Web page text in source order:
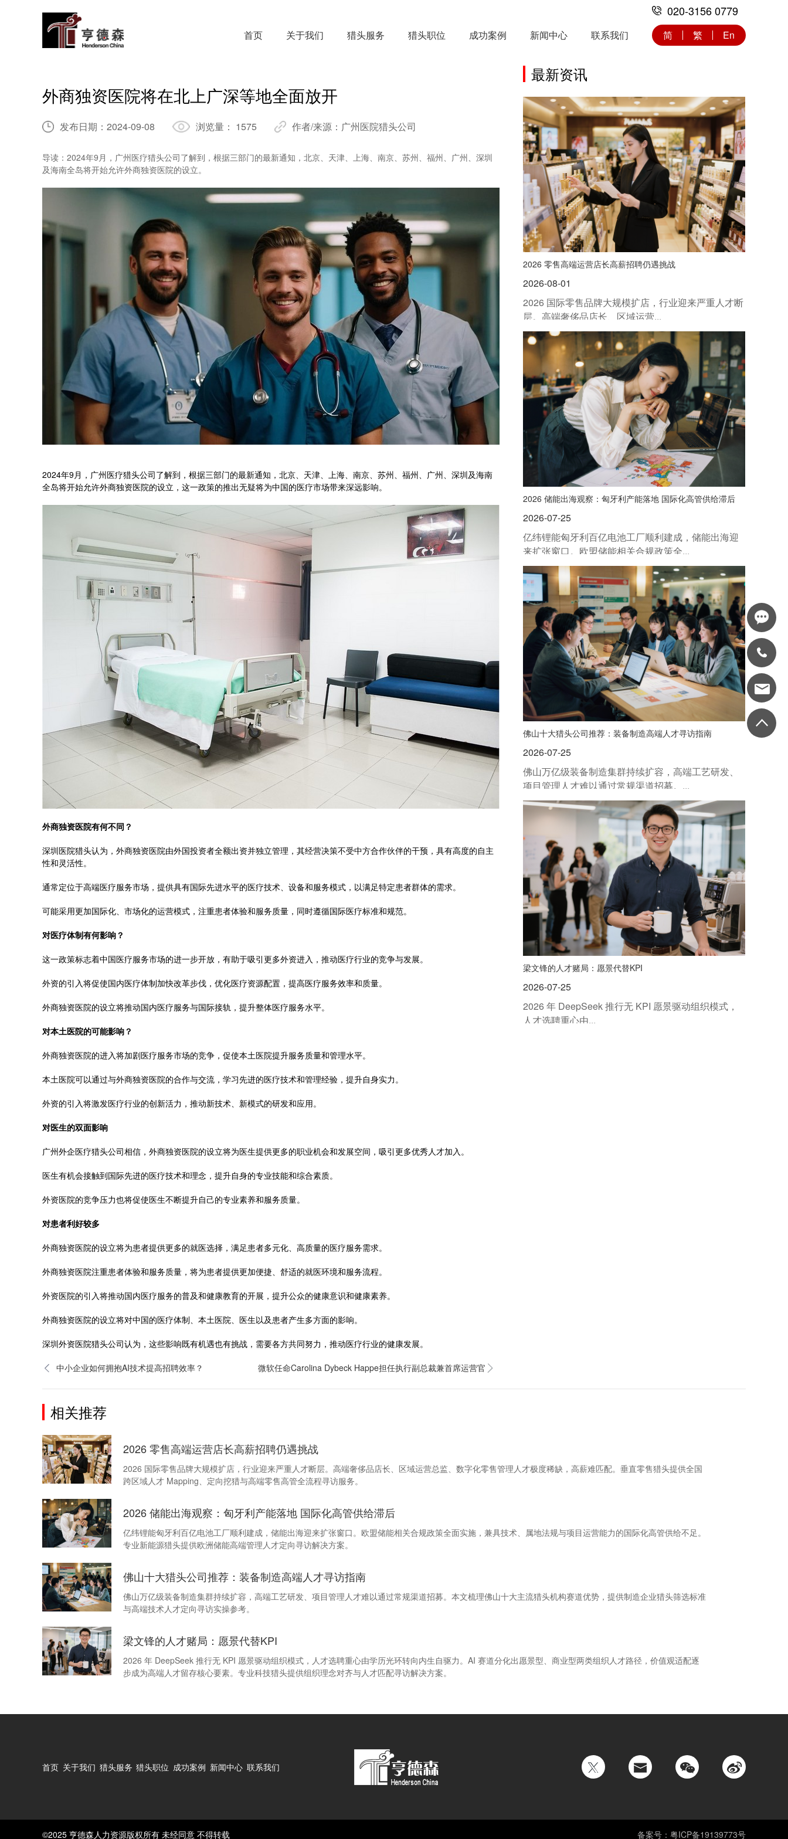
020-3156 0779
首页 关于我们 猎头服务 猎头职位 成功案例 新闻中心 联系我们 简 繁 En
外商独资医院将在北上广深等地全面放开
发布日期： 2024-09-08 浏览量： 1575 作者/来源： 广州医院猎头公司
导读：2024年9月，广州医疗猎头公司了解到，根据三部门的最新通知，北京、天津、上海、南京、苏州、福州、广州、深圳
及海南全岛将开始允许外商独资医院的设立。
2024年9月，广州医疗猎头公司了解到，根据三部门的最新通知，北京、天津、上海、南京、苏州、福州、广州、深圳及海南
全岛将开始允许外商独资医院的设立，这一政策的推出无疑将为中国的医疗市场带来深远影响。
外商独资医院有何不同？
深圳医院猎头认为，外商独资医院由外国投资者全额出资并独立管理，其经营决策不受中方合作伙伴的干预，具有高度的自主
性和灵活性。
通常定位于高端医疗服务市场，提供具有国际先进水平的医疗技术、设备和服务模式，以满足特定患者群体的需求。
可能采用更加国际化、市场化的运营模式，注重患者体验和服务质量，同时遵循国际医疗标准和规范。
对医疗体制有何影响？
这一政策标志着中国医疗服务市场的进一步开放，有助于吸引更多外资进入，推动医疗行业的竞争与发展。
外资的引入将促使国内医疗体制加快改革步伐，优化医疗资源配置，提高医疗服务效率和质量。
外商独资医院的设立将推动国内医疗服务与国际接轨，提升整体医疗服务水平。
对本土医院的可能影响？
外商独资医院的进入将加剧医疗服务市场的竞争，促使本土医院提升服务质量和管理水平。
本土医院可以通过与外商独资医院的合作与交流，学习先进的医疗技术和管理经验，提升自身实力。
外资的引入将激发医疗行业的创新活力，推动新技术、新模式的研发和应用。
对医生的双面影响
广州外企医疗猎头公司相信，外商独资医院的设立将为医生提供更多的职业机会和发展空间，吸引更多优秀人才加入。
医生有机会接触到国际先进的医疗技术和理念，提升自身的专业技能和综合素质。
外资医院的竞争压力也将促使医生不断提升自己的专业素养和服务质量。
对患者利好较多
外商独资医院的设立将为患者提供更多的就医选择，满足患者多元化、高质量的医疗服务需求。
外商独资医院注重患者体验和服务质量，将为患者提供更加便捷、舒适的就医环境和服务流程。
外资医院的引入将推动国内医疗服务的普及和健康教育的开展，提升公众的健康意识和健康素养。
外商独资医院的设立将对中国的医疗体制、本土医院、医生以及患者产生多方面的影响。
深圳外资医院猎头公司认为，这些影响既有机遇也有挑战，需要各方共同努力，推动医疗行业的健康发展。
中小企业如何拥抱AI技术提高招聘效率？ 微软任命Carolina Dybeck Happe担任执行副总裁兼首席运营官
最新资讯
2026 零售高端运营店长高薪招聘仍遇挑战
2026-08-01
2026 国际零售品牌大规模扩店，行业迎来严重人才断
层。高端奢侈品店长、区域运营...
2026 储能出海观察：匈牙利产能落地 国际化高管供给滞后
2026-07-25
亿纬锂能匈牙利百亿电池工厂顺利建成，储能出海迎
来扩张窗口。欧盟储能相关合规政策全...
佛山十大猎头公司推荐：装备制造高端人才寻访指南
2026-07-25
佛山万亿级装备制造集群持续扩容，高端工艺研发、
项目管理人才难以通过常规渠道招募。...
梁文锋的人才赌局：愿景代替KPI
2026-07-25
2026 年 DeepSeek 推行无 KPI 愿景驱动组织模式，
人才选聘重心由...
相关推荐
2026 零售高端运营店长高薪招聘仍遇挑战
2026 国际零售品牌大规模扩店，行业迎来严重人才断层。高端奢侈品店长、区域运营总监、数字化零售管理人才极度稀缺，高薪难匹配。垂直零售猎头提供全国
跨区域人才 Mapping、定向挖猎与高端零售高管全流程寻访服务。
2026 储能出海观察：匈牙利产能落地 国际化高管供给滞后
亿纬锂能匈牙利百亿电池工厂顺利建成，储能出海迎来扩张窗口。欧盟储能相关合规政策全面实施，兼具技术、属地法规与项目运营能力的国际化高管供给不足。
专业新能源猎头提供欧洲储能高端管理人才定向寻访解决方案。
佛山十大猎头公司推荐：装备制造高端人才寻访指南
佛山万亿级装备制造集群持续扩容，高端工艺研发、项目管理人才难以通过常规渠道招募。本文梳理佛山十大主流猎头机构赛道优势，提供制造企业猎头筛选标准
与高端技术人才定向寻访实操参考。
梁文锋的人才赌局：愿景代替KPI
2026 年 DeepSeek 推行无 KPI 愿景驱动组织模式，人才选聘重心由学历光环转向内生自驱力。AI 赛道分化出愿景型、商业型两类组织人才路径，价值观适配逐
步成为高端人才留存核心要素。专业科技猎头提供组织理念对齐与人才匹配寻访解决方案。
首页 关于我们 猎头服务 猎头职位 成功案例 新闻中心 联系我们
©2025 亨德森人力资源版权所有 未经同意 不得转载 备案号：粤ICP备19139773号